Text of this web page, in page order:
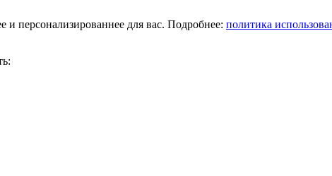
персонализированнее для вас. Подробнее: политика